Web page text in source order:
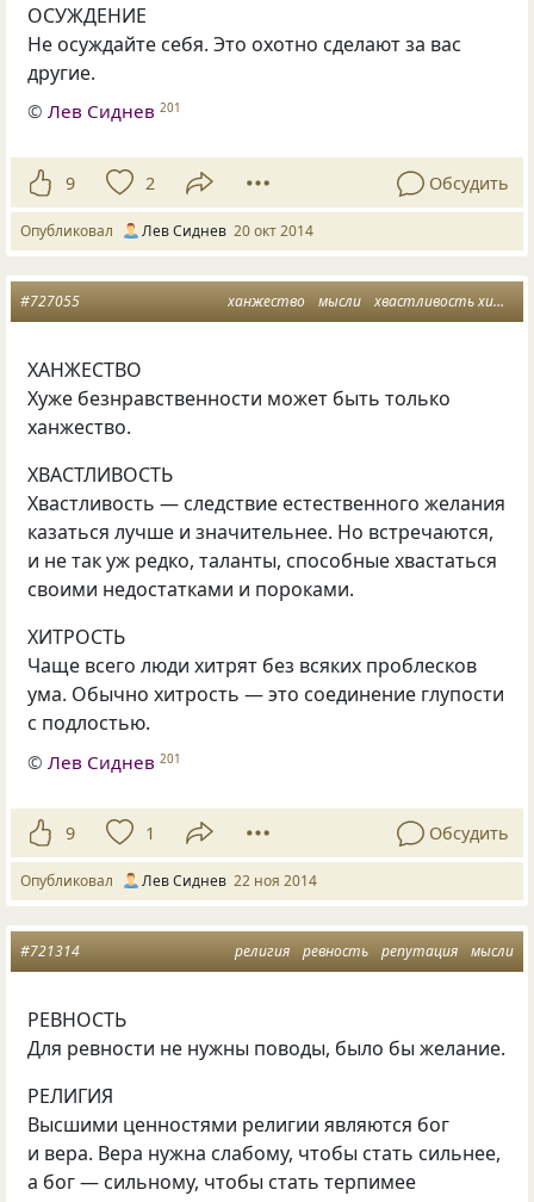
ОСУЖДЕНИЕ
Не осуждайте себя. Это охотно сделают за вас
другие.
©Лев Сиднев 201
9 2 Обсудить
Опубликовал Лев Сиднев 20 окт 2014
ханжество мысли хвастливость хитрость
#727055
ХАНЖЕСТВО
Хуже безнравственности может быть только
ханжество.
ХВАСТЛИВОСТЬ
Хвастливость — следствие естественного желания
казаться лучше и значительнее. Но встречаются,
и не так уж редко, таланты, способные хвастаться
своими недостатками и пороками.
ХИТРОСТЬ
Чаще всего люди хитрят без всяких проблесков
ума. Обычно хитрость — это соединение глупости
с подлостью.
©Лев Сиднев 201
9 1 Обсудить
Опубликовал Лев Сиднев 22 ноя 2014
религия ревность репутация мысли
#721314
РЕВНОСТЬ
Для ревности не нужны поводы, было бы желание.
РЕЛИГИЯ
Высшими ценностями религии являются бог
и вера. Вера нужна слабому, чтобы стать сильнее,
а бог — сильному, чтобы стать терпимее